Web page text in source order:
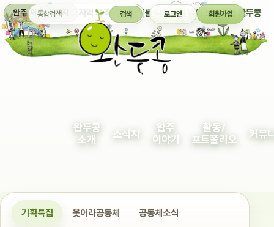
완주 마을 소식지 지역의 작은 이야기를 다정하게 엮어 보여주는 완두콩
통합검색 검색 로그인 회원가입
완두콩
소개
소식지
완주
이야기
활동/
포트폴리오
커뮤
기획특집 웃어라공동체 공동체소식